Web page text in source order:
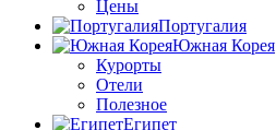
Цены
Португалия
Южная Корея
Курорты
Отели
Полезное
Египет